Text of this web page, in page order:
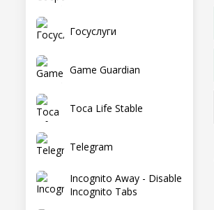
Госуслуги
Game Guardian
Toca Life Stable
Telegram
Incognito Away - Disable
Incognito Tabs